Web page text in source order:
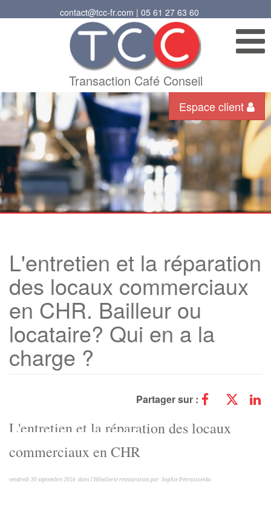
contact@tcc-fr.com | 05 61 27 63 60
Transaction Café Conseil
Espace client
L'entretien et la réparation
des locaux commerciaux
en CHR. Bailleur ou
locataire? Qui en a la
charge ?
Partager sur :
L'entretien et la réparation des locaux
commerciaux en CHR
vendredi 30 septembre 2016 dans l'Hôtellerie restauration par Sophie Petroussenko